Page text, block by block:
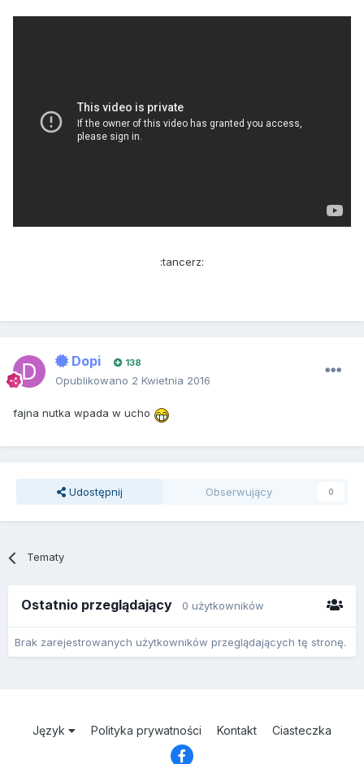
:tancerz:
Dopi 138
Opublikowano 2 Kwietnia 2016
fajna nutka wpada w ucho
Udostępnij Obserwujący 0
Tematy
Ostatnio przeglądający 0 użytkowników
Brak zarejestrowanych użytkowników przeglądających tę stronę.
Język Polityka prywatności Kontakt Ciasteczka